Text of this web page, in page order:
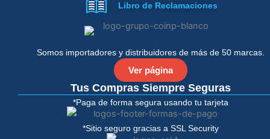
Somos importadores y distribuidores de más de 50 marcas.
Ver página
Tus Compras Siempre Seguras
*Paga de forma segura usando tu tarjeta
*Sitio seguro gracias a SSL Security
b
o
-
f
t
e
r
Libro de Reclamaciones